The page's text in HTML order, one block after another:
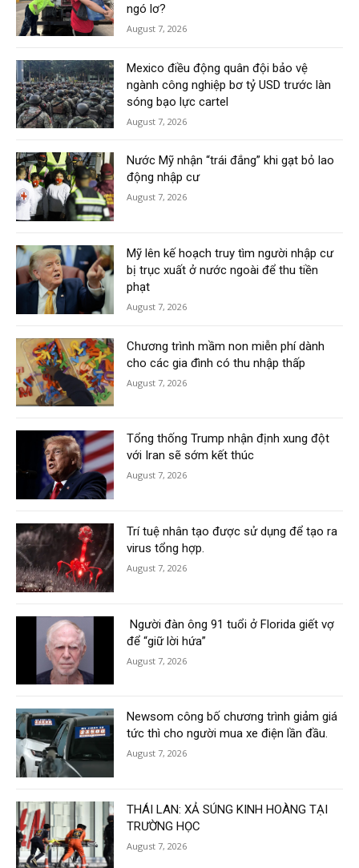
ngó lơ?
August 7, 2026
Mexico điều động quân đội bảo vệ
ngành công nghiệp bơ tỷ USD trước làn
sóng bạo lực cartel
August 7, 2026
Nước Mỹ nhận “trái đắng” khi gạt bỏ lao
động nhập cư
August 7, 2026
Mỹ lên kế hoạch truy tìm người nhập cư
bị trục xuất ở nước ngoài để thu tiền
phạt
August 7, 2026
Chương trình mầm non miễn phí dành
cho các gia đình có thu nhập thấp
August 7, 2026
Tổng thống Trump nhận định xung đột
với Iran sẽ sớm kết thúc
August 7, 2026
Trí tuệ nhân tạo được sử dụng để tạo ra
virus tổng hợp.
August 7, 2026
Người đàn ông 91 tuổi ở Florida giết vợ
để “giữ lời hứa”
August 7, 2026
Newsom công bố chương trình giảm giá
tức thì cho người mua xe điện lần đầu.
August 7, 2026
THÁI LAN: XẢ SÚNG KINH HOÀNG TẠI
TRƯỜNG HỌC
August 7, 2026